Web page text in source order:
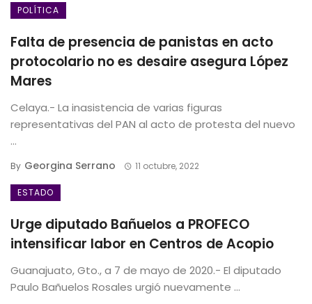
POLÍTICA
Falta de presencia de panistas en acto
protocolario no es desaire asegura López
Mares
Celaya.- La inasistencia de varias figuras
representativas del PAN al acto de protesta del nuevo
...
By Georgina Serrano 11 octubre, 2022
ESTADO
Urge diputado Bañuelos a PROFECO
intensificar labor en Centros de Acopio
Guanajuato, Gto., a 7 de mayo de 2020.- El diputado
Paulo Bañuelos Rosales urgió nuevamente ...